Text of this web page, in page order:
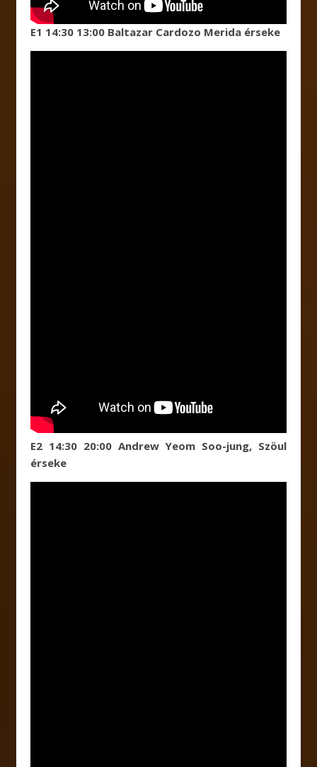
E1 14:30 13:00 Baltazar Cardozo Merida érseke
E2 14:30 20:00 Andrew Yeom Soo-jung, Szöul
érseke